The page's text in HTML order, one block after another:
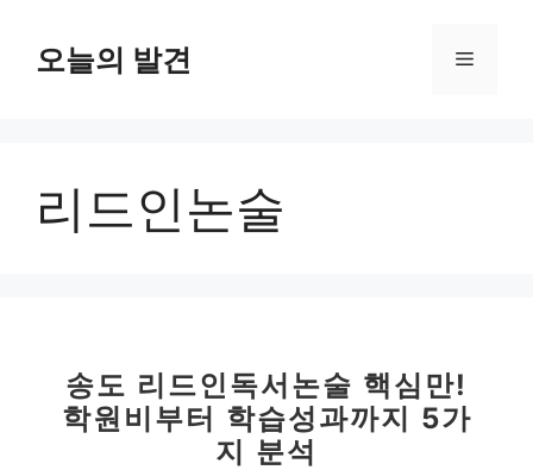
오늘의 발견 메
리드인논술
송도 리드인독서논술 핵심만!
학원비부터 학습성과까지 5가
지 분석